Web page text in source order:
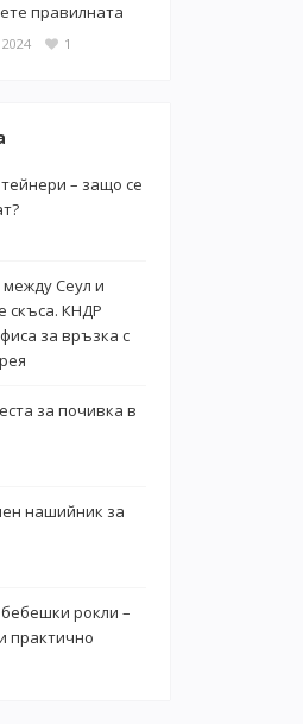
правилната
1
– защо се
Сеул и
скъса. КНДР
за връзка с
за почивка в
нашийник за
рокли –
практично